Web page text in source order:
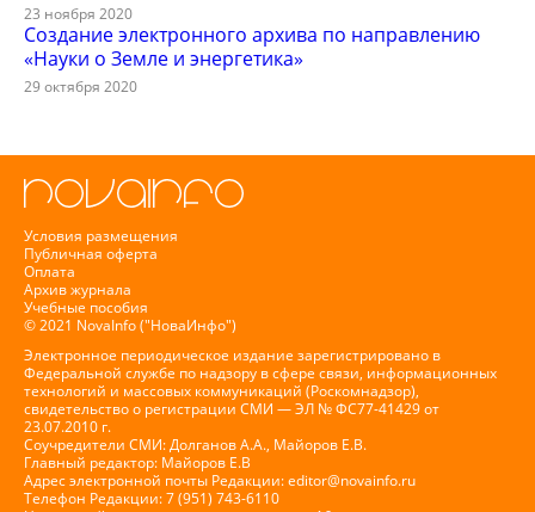
23 ноября 2020
Создание электронного архива по направлению
«Науки о Земле и энергетика»
29 октября 2020
Условия размещения
Публичная оферта
Оплата
Архив журнала
Учебные пособия
© 2021 NovaInfo ("НоваИнфо")
Электронное периодическое издание зарегистрировано в
Федеральной службе по надзору в сфере связи, информационных
технологий и массовых коммуникаций (Роскомнадзор),
свидетельство о регистрации СМИ — ЭЛ № ФС77-41429 от
23.07.2010 г.
Соучредители СМИ: Долганов А.А., Майоров Е.В.
Главный редактор: Майоров Е.В
Адрес электронной почты Редакции:editor@novainfo.ru
Телефон Редакции: 7 (951) 743-6110